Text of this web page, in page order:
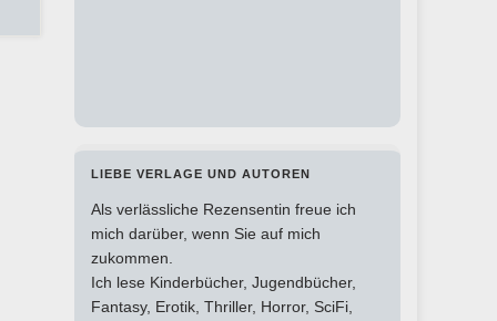
LIEBE VERLAGE UND AUTOREN
Als verlässliche Rezensentin freue ich
mich darüber, wenn Sie auf mich
zukommen.
Ich lese Kinderbücher, Jugendbücher,
Fantasy, Erotik, Thriller, Horror, SciFi,